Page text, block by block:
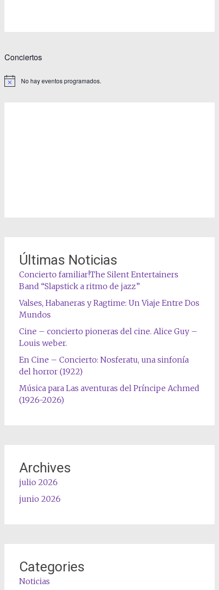
Conciertos
Aviso No hay eventos programados.
Últimas Noticias
Concierto familiar!The Silent Entertainers
Band “Slapstick a ritmo de jazz”
Valses, Habaneras y Ragtime: Un Viaje Entre Dos
Mundos
Cine – concierto pioneras del cine. Alice Guy –
Louis weber.
En Cine – Concierto: Nosferatu, una sinfonía
del horror (1922)
Música para Las aventuras del Príncipe Achmed
(1926-2026)
Archives
julio 2026
junio 2026
Categories
Noticias